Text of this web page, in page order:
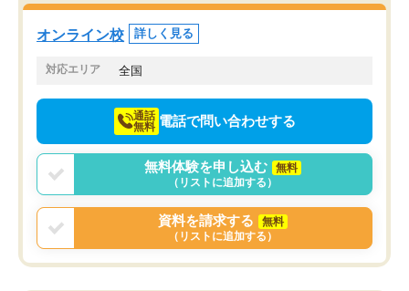
塾を受けています。狙い通り、少しず
つ成績も上がり、苦手意識も無くなっ
てきたので、さらに苦手な数学も追加
でお願いしました。来年の高校受験に
オンライン校 詳しく見る
対応エリア 全国
通話
無料 電話で問い合わせする
無料体験を申し込む
無料
（リストに追加する）
資料を請求する
無料
（リストに追加する）